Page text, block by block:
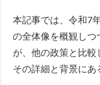
本記事では、令和7
の全体像を概観しつ
が、他の政策と比較
その詳細と背景にあ